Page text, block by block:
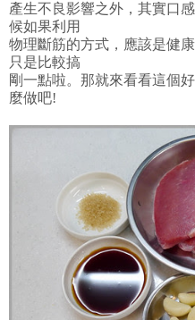
產生不良影響之外，其實口
候如果利用
物理斷筋的方式，應該是健
只是比較搞
剛一點啦。那就來看看這個
麼做吧!